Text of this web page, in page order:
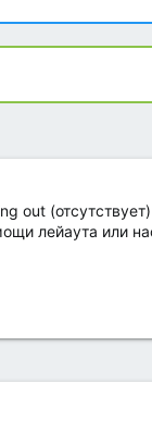
out
лейаута или